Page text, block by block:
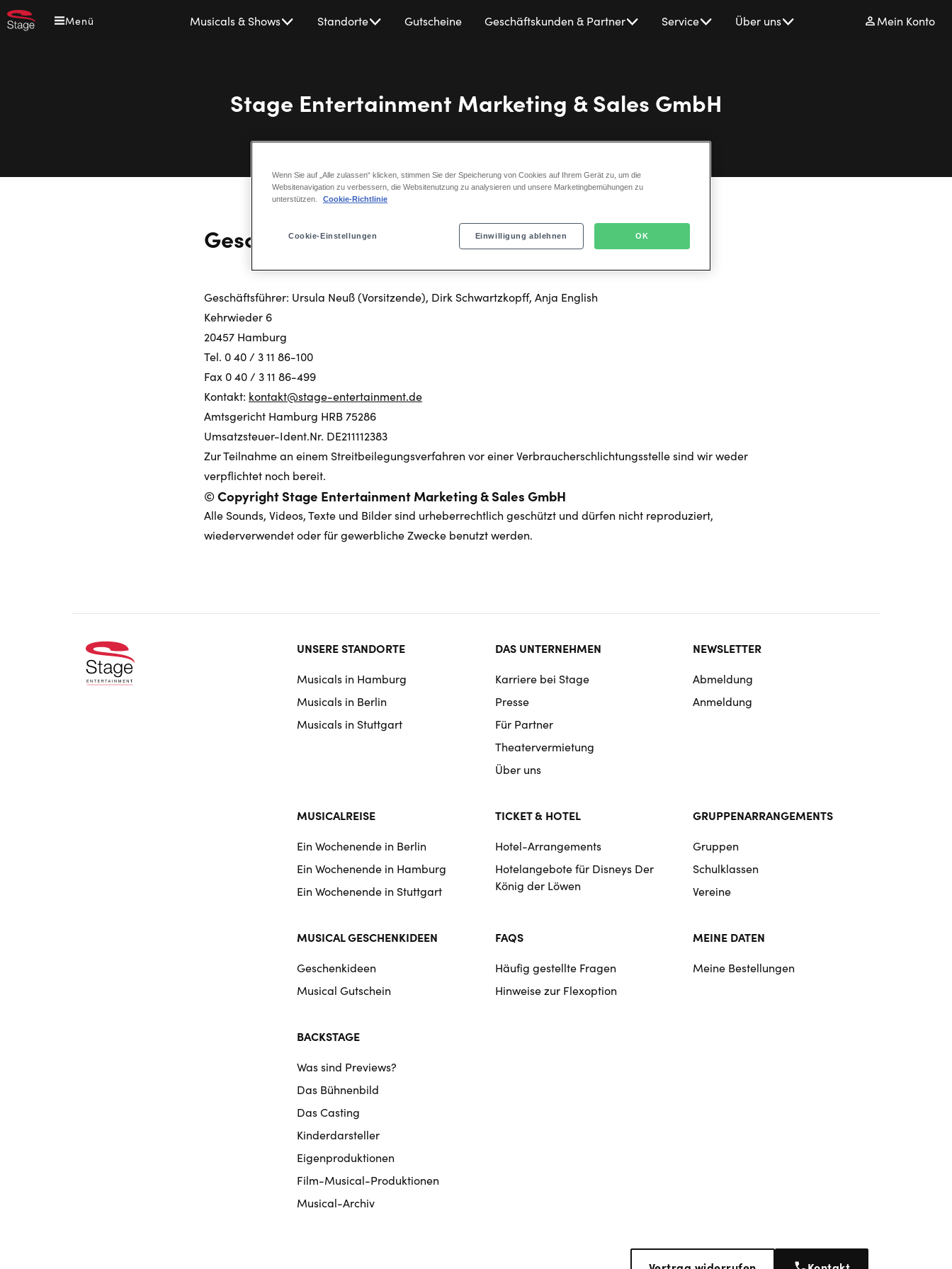
Direkt
zum
Menü
navigation
Musicals & Shows Standorte Gutscheine Geschäftskunden & Partner Service Über uns Mein Konto
Stage Entertainment Marketing & Sales GmbH
Geschäftsführer
Geschäftsführer: Ursula Neuß (Vorsitzende), Dirk Schwartzkopff, Anja English
Kehrwieder 6
20457 Hamburg
Tel. 0 40 / 3 11 86-100
Fax 0 40 / 3 11 86-499
Kontakt: kontakt@stage-entertainment.de
Amtsgericht Hamburg HRB 75286
Umsatzsteuer-Ident.Nr. DE211112383
Zur Teilnahme an einem Streitbeilegungsverfahren vor einer Verbraucherschlichtungsstelle sind wir weder
verpflichtet noch bereit.
© Copyright Stage Entertainment Marketing & Sales GmbH
Alle Sounds, Videos, Texte und Bilder sind urheberrechtlich geschützt und dürfen nicht reproduziert,
wiederverwendet oder für gewerbliche Zwecke benutzt werden.
Footer
navigation
UNSERE STANDORTE
Musicals in Hamburg
Musicals in Berlin
Musicals in Stuttgart
DAS UNTERNEHMEN
Karriere bei Stage
Presse
Für Partner
Theatervermietung
Über uns
NEWSLETTER
Abmeldung
Anmeldung
MUSICALREISE
Ein Wochenende in Berlin
Ein Wochenende in Hamburg
Ein Wochenende in Stuttgart
TICKET & HOTEL
Hotel-Arrangements
Hotelangebote für Disneys Der
König der Löwen
GRUPPENARRANGEMENTS
Gruppen
Schulklassen
Vereine
MUSICAL GESCHENKIDEEN
Geschenkideen
Musical Gutschein
FAQS
Häufig gestellte Fragen
Hinweise zur Flexoption
MEINE DATEN
Meine Bestellungen
BACKSTAGE
Was sind Previews?
Das Bühnenbild
Das Casting
Kinderdarsteller
Eigenproduktionen
Film-Musical-Produktionen
Musical-Archiv
Wenn Sie auf „Alle zulassen“ klicken, stimmen Sie der Speicherung von Cookies auf Ihrem Gerät zu, um die
Websitenavigation zu verbessern, die Websitenutzung zu analysieren und unsere Marketingbemühungen zu
unterstützen.
Cookie-Richtlinie
Cookie-Einstellungen Einwilligung ablehnen OK